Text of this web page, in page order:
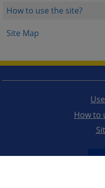
How to use the site?
Site Map
How to